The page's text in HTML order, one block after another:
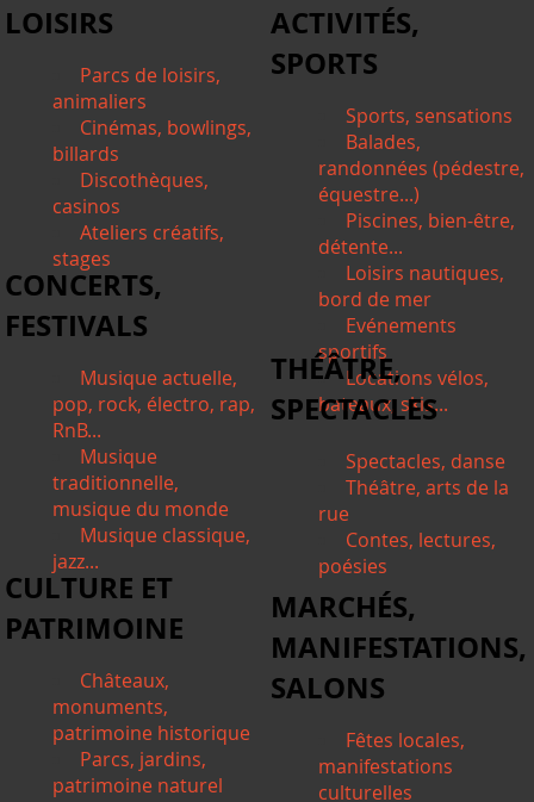
LOISIRS
Parcs de loisirs,
animaliers
Cinémas, bowlings,
billards
Discothèques,
casinos
Ateliers créatifs,
stages
ACTIVITÉS,
SPORTS
Sports, sensations
Balades,
randonnées (pédestre,
équestre...)
Piscines, bien-être,
détente...
Loisirs nautiques,
bord de mer
Evénements
sportifs
Locations vélos,
bateaux, skis...
CONCERTS,
FESTIVALS
Musique actuelle,
pop, rock, électro, rap,
RnB...
Musique
traditionnelle,
musique du monde
Musique classique,
jazz...
THÉÂTRE,
SPECTACLES
Spectacles, danse
Théâtre, arts de la
rue
Contes, lectures,
poésies
CULTURE ET
PATRIMOINE
Châteaux,
monuments,
patrimoine historique
Parcs, jardins,
patrimoine naturel
MARCHÉS,
MANIFESTATIONS,
SALONS
Fêtes locales,
manifestations
culturelles